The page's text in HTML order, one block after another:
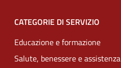
CATEGORIE DI SERVIZIO
Educazione e formazione
Salute, benessere e assistenza